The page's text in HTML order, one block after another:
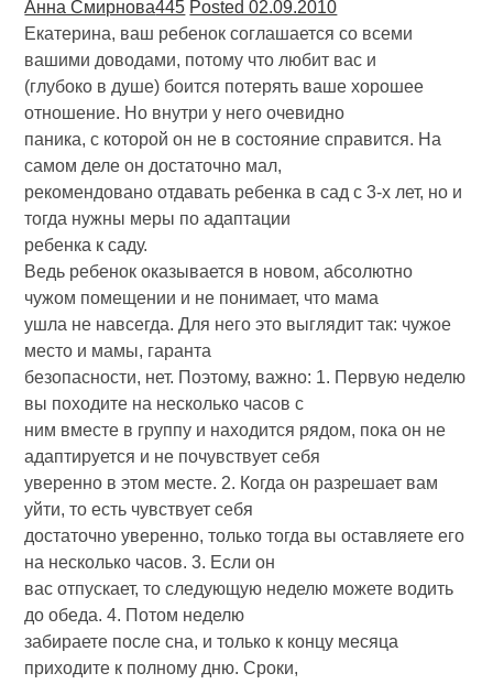
Анна Смирнова445 Posted 02.09.2010
Екатерина, ваш ребенок соглашается со всеми
вашими доводами, потому что любит вас и
(глубоко в душе) боится потерять ваше хорошее
отношение. Но внутри у него очевидно
паника, с которой он не в состояние справится. На
самом деле он достаточно мал,
рекомендовано отдавать ребенка в сад с 3-х лет, но и
тогда нужны меры по адаптации
ребенка к саду.
Ведь ребенок оказывается в новом, абсолютно
чужом помещении и не понимает, что мама
ушла не навсегда. Для него это выглядит так: чужое
место и мамы, гаранта
безопасности, нет. Поэтому, важно: 1. Первую неделю
вы походите на несколько часов с
ним вместе в группу и находится рядом, пока он не
адаптируется и не почувствует себя
уверенно в этом месте. 2. Когда он разрешает вам
уйти, то есть чувствует себя
достаточно уверенно, только тогда вы оставляете его
на несколько часов. 3. Если он
вас отпускает, то следующую неделю можете водить
до обеда. 4. Потом неделю
забираете после сна, и только к концу месяца
приходите к полному дню. Сроки,